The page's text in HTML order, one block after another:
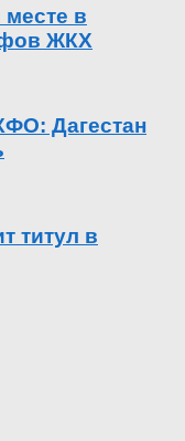
в
ЖКХ
Дагестан
титул в